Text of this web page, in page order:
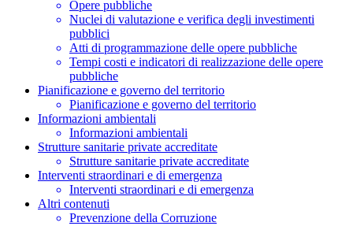
Opere pubbliche
Nuclei di valutazione e verifica degli investimenti
pubblici
Atti di programmazione delle opere pubbliche
Tempi costi e indicatori di realizzazione delle opere
pubbliche
Pianificazione e governo del territorio
Pianificazione e governo del territorio
Informazioni ambientali
Informazioni ambientali
Strutture sanitarie private accreditate
Strutture sanitarie private accreditate
Interventi straordinari e di emergenza
Interventi straordinari e di emergenza
Altri contenuti
Prevenzione della Corruzione